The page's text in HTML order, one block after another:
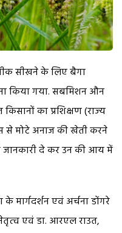
सीखने के लिए बैगा
किया गया. सबमिशन औन
का प्रशिक्षण (राज्‍य
से मोटे अनाज की खेती करने
जानकारी दे कर उन की आय में
मार्गदर्शन एवं अर्चना डोंगरे
एवं डा. आरएल राउत,